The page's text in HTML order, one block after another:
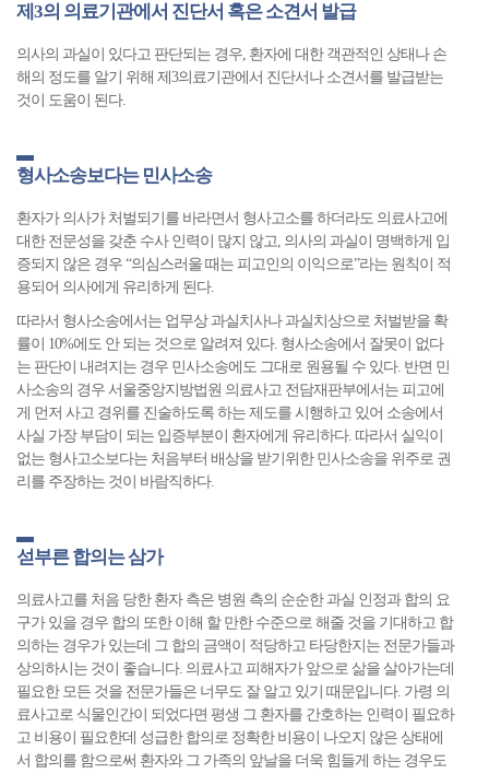
제3의 의료기관에서 진단서 혹은 소견서 발급
의사의 과실이 있다고 판단되는 경우, 환자에 대한 객관적인 상태나 손
해의 정도를 알기 위해 제3의료기관에서 진단서나 소견서를 발급받는
것이 도움이 된다.
형사소송보다는 민사소송
환자가 의사가 처벌되기를 바라면서 형사고소를 하더라도 의료사고에
대한 전문성을 갖춘 수사 인력이 많지 않고, 의사의 과실이 명백하게 입
증되지 않은 경우 “의심스러울 때는 피고인의 이익으로”라는 원칙이 적
용되어 의사에게 유리하게 된다.
따라서 형사소송에서는 업무상 과실치사나 과실치상으로 처벌받을 확
률이 10%에도 안 되는 것으로 알려져 있다. 형사소송에서 잘못이 없다
는 판단이 내려지는 경우 민사소송에도 그대로 원용될 수 있다. 반면 민
사소송의 경우 서울중앙지방법원 의료사고 전담재판부에서는 피고에
게 먼저 사고 경위를 진술하도록 하는 제도를 시행하고 있어 소송에서
사실 가장 부담이 되는 입증부분이 환자에게 유리하다. 따라서 실익이
없는 형사고소보다는 처음부터 배상을 받기위한 민사소송을 위주로 권
리를 주장하는 것이 바람직하다.
섣부른 합의는 삼가
의료사고를 처음 당한 환자 측은 병원 측의 순순한 과실 인정과 합의 요
구가 있을 경우 합의 또한 이해 할 만한 수준으로 해줄 것을 기대하고 합
의하는 경우가 있는데 그 합의 금액이 적당하고 타당한지는 전문가들과
상의하시는 것이 좋습니다. 의료사고 피해자가 앞으로 삶을 살아가는데
필요한 모든 것을 전문가들은 너무도 잘 알고 있기 때문입니다. 가령 의
료사고로 식물인간이 되었다면 평생 그 환자를 간호하는 인력이 필요하
고 비용이 필요한데 성급한 합의로 정확한 비용이 나오지 않은 상태에
서 합의를 함으로써 환자와 그 가족의 앞날을 더욱 힘들게 하는 경우도